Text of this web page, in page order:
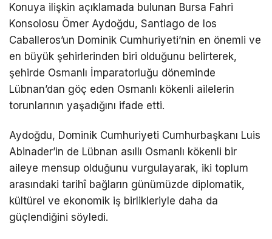
Konuya ilişkin açıklamada bulunan Bursa Fahri
Konsolosu Ömer Aydoğdu, Santiago de los
Caballeros’un Dominik Cumhuriyeti’nin en önemli ve
en büyük şehirlerinden biri olduğunu belirterek,
şehirde Osmanlı İmparatorluğu döneminde
Lübnan’dan göç eden Osmanlı kökenli ailelerin
torunlarının yaşadığını ifade etti.
Aydoğdu, Dominik Cumhuriyeti Cumhurbaşkanı Luis
Abinader’in de Lübnan asıllı Osmanlı kökenli bir
aileye mensup olduğunu vurgulayarak, iki toplum
arasındaki tarihî bağların günümüzde diplomatik,
kültürel ve ekonomik iş birlikleriyle daha da
güçlendiğini söyledi.